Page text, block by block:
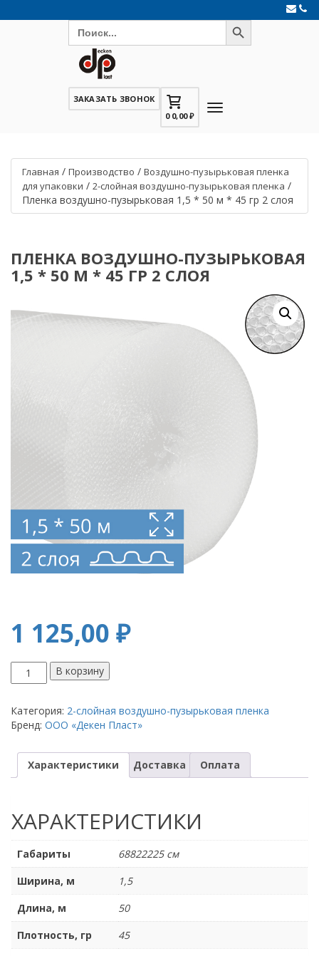
Search
for:
Search Button
ЗАКАЗАТЬ ЗВОНОК
0 0,00₽
Главная / Производство / Воздушно-пузырьковая пленка
для упаковки / 2-слойная воздушно-пузырьковая пленка /
Пленка воздушно-пузырьковая 1,5 * 50 м * 45 гр 2 слоя
ПЛЕНКА ВОЗДУШНО-ПУЗЫРЬКОВАЯ
1,5 * 50 М * 45 ГР 2 СЛОЯ
1 125,00 ₽
Количество
товара
воздушно-
пузырьковая
м
гр
2
слоя
В корзину
Категория: 2-слойная воздушно-пузырьковая пленка
Бренд: OOO «Декен Пласт»
Характеристики Доставка Оплата
ХАРАКТЕРИСТИКИ
Габариты
68822225 см
Ширина, м
1,5
Длина, м
50
Плотность, гр
45